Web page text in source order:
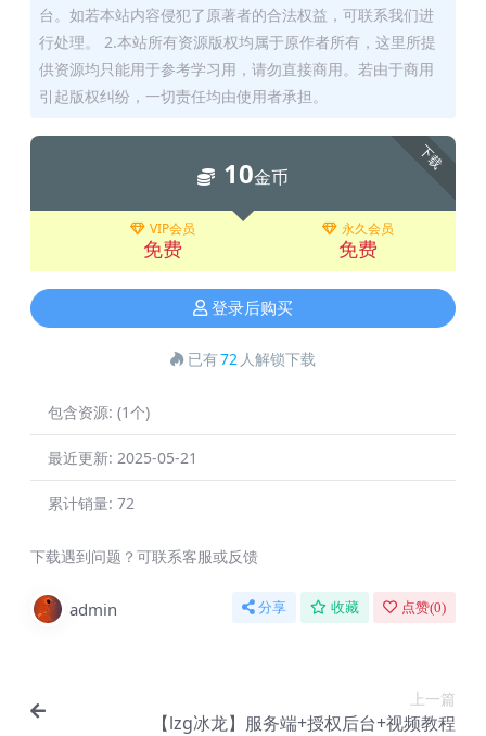
台。如若本站内容侵犯了原著者的合法权益，可联系我们进
行处理。 2.本站所有资源版权均属于原作者所有，这里所提
供资源均只能用于参考学习用，请勿直接商用。若由于商用
引起版权纠纷，一切责任均由使用者承担。
下载
10金币
VIP会员
免费
永久会员
免费
登录后购买
已有72 人解锁下载
包含资源: (1个)
最近更新: 2025-05-21
累计销量: 72
下载遇到问题？可联系客服或反馈
admin 分享 收藏 点赞(0)
上一篇
【lzg冰龙】服务端+授权后台+视频教程